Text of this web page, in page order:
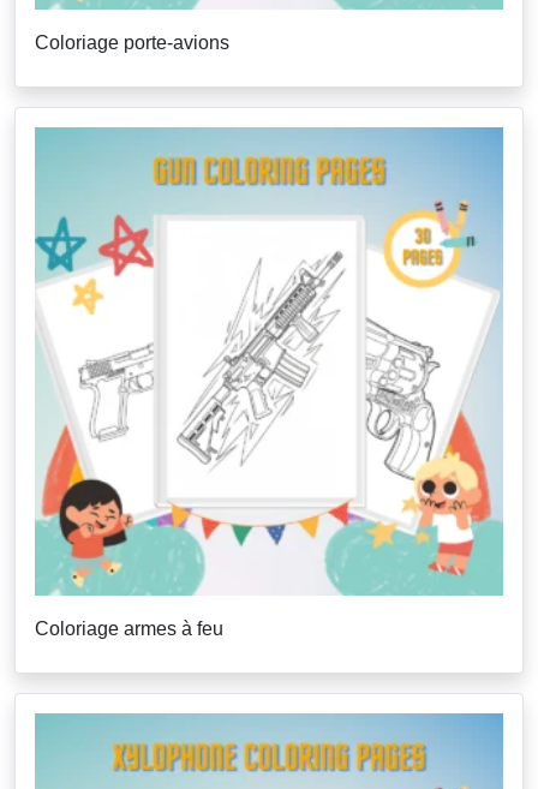
Coloriage porte-avions
Coloriage armes à feu